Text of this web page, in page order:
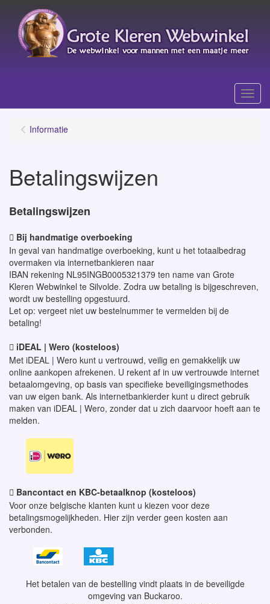
Menu
Informatie
Betalingswijzen
Betalingswijzen
 Bij handmatige overboeking
In geval van handmatige overboeking, kunt u het totaalbedrag
overmaken via internetbankieren naar
IBAN rekening NL95INGB0005321379 ten name van Grote
Kleren Webwinkel te Silvolde. Zodra uw betaling is bijgeschreven,
wordt uw bestelling opgestuurd.
Let op: vergeet niet uw bestelnummer te vermelden bij de
betaling!
 iDEAL | Wero (kosteloos)
Met iDEAL | Wero kunt u vertrouwd, veilig en gemakkelijk uw
online aankopen afrekenen. U rekent af in uw vertrouwde internet
betaalomgeving, op basis van specifieke beveiligingsmethodes
van uw eigen bank. Als internetbankierder kunt u direct gebruik
maken van iDEAL | Wero, zonder dat u zich daarvoor hoeft aan te
melden.
 Bancontact en KBC-betaalknop (kosteloos)
Voor onze belgische klanten kunt u kiezen voor deze
betalingsmogelijkheden. Hier zijn verder geen kosten aan
verbonden.
Het betalen van de bestelling vindt plaats in de beveiligde
omgeving van Buckaroo.